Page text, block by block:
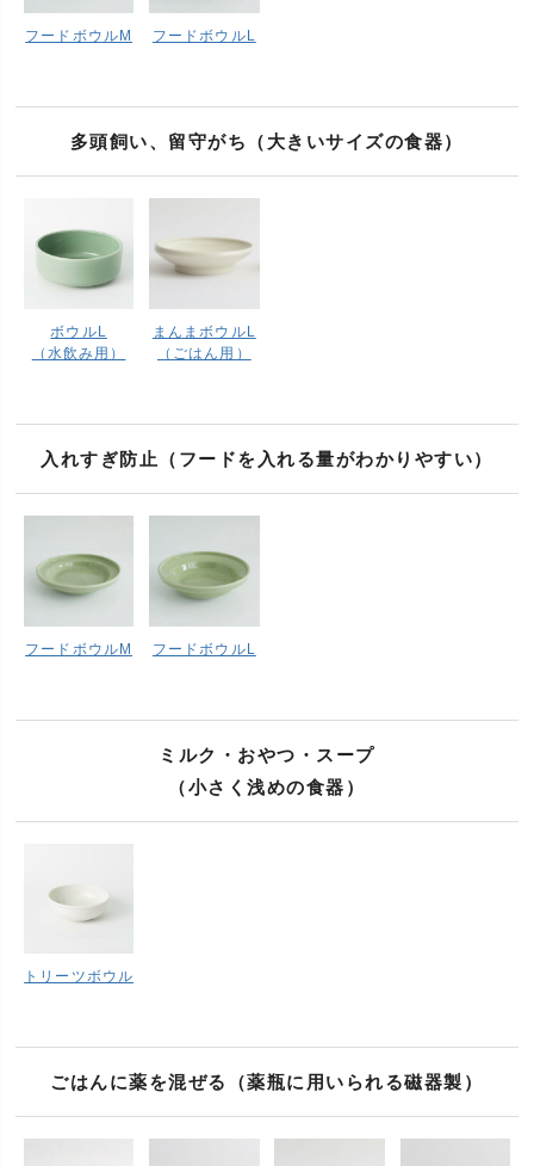
フードボウルM フードボウルL
多頭飼い、留守がち（大きいサイズの食器）
ボウルL
（水飲み用）
まんまボウルL
（ごはん用）
入れすぎ防止（フードを入れる量がわかりやすい）
フードボウルM フードボウルL
ミルク・おやつ・スープ
（小さく浅めの食器）
トリーツボウル
ごはんに薬を混ぜる（薬瓶に用いられる磁器製）